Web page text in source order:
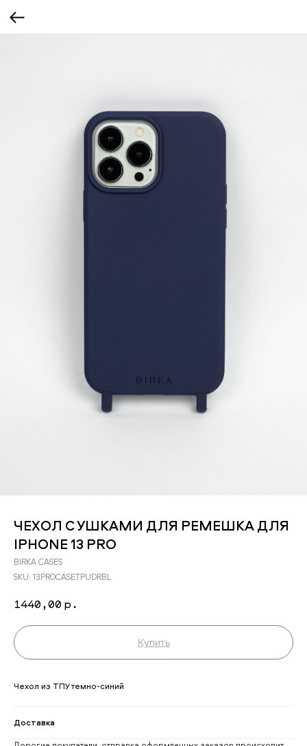
ЧЕХОЛ С УШКАМИ ДЛЯ РЕМЕШКА ДЛЯ
IPHONE 13 PRO
BIRKA CASES
SKU: 13PROCASETPUDRBL
1440,00 р.
Купить
Чехол из ТПУ темно-синий
Доставка